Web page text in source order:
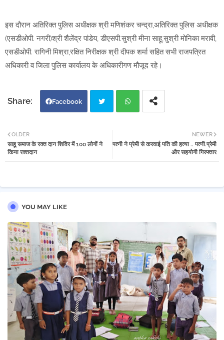
इस दौरान अतिरिक्त पुलिस अधीक्षक श्री मणिशंकर चन्द्रा,अतिरिक्त पुलिस अधीक्षक
(एसडीओपी. नगरी)श्री शैलेंद्र पांडेय, डीएसपी.सुश्री मीना साहू,सुश्री मोनिका मरावी,
एसडीओपी. रागिनी मिश्रा,रक्षित निरीक्षक श्री दीपक शर्मा सहित सभी राजपत्रित
अधिकारी व जिला पुलिस कार्यालय के अधिकारीगण मौजूद रहे।
Facebook
tter atsa
NEWER
पत्नी ने प्रेमी से करवाई पति की हत्या .. पत्नी.प्रेमी
और सहयोगी गिरफ्तार
OLDER
साहू समाज के रक्त दान शिविर में 100 लोगों ने
किया रक्तदान
YOU MAY LIKE